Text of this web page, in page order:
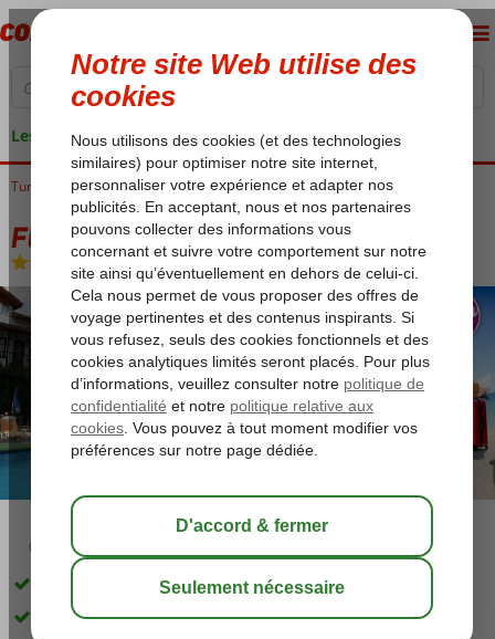
Les garanties de vacances
Turquie Côte Égéenne Dalyan Fly & Go Villa Ozalp
Fly & Go Villa Ozalp
Logement-Appartement
03:30 sauver
Voiture de location incluse
Emplacement idéal à proximité du centre et du port